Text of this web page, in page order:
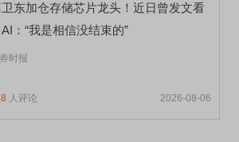
东加仓存储芯片龙头！近日曾发文看
：“我是相信没结束的”
时报
人评论 2026-08-06